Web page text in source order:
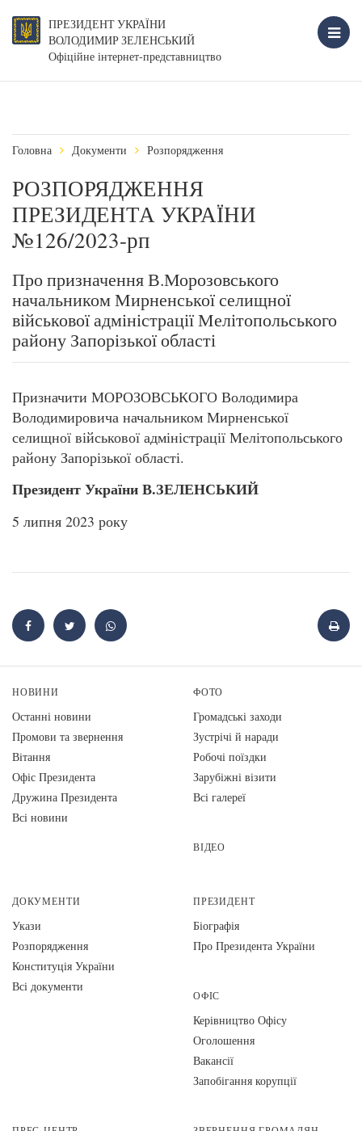
ПРЕЗИДЕНТ УКРАЇНИ
ВОЛОДИМИР ЗЕЛЕНСЬКИЙ
Офіційне інтернет-представництво
Головна Документи Розпорядження
РОЗПОРЯДЖЕННЯ
ПРЕЗИДЕНТА УКРАЇНИ
№126/2023-рп
Про призначення В.Морозовського
начальником Мирненської селищної
військової адміністрації Мелітопольського
району Запорізької області
Призначити МОРОЗОВСЬКОГО Володимира
Володимировича начальником Мирненської
селищної військової адміністрації Мелітопольського
району Запорізької області.
Президент України В.ЗЕЛЕНСЬКИЙ
5 липня 2023 року
НОВИНИ
Останні новини
Промови та звернення
Вiтання
Офіс Президента
Дружина Президента
Всі новини
ФОТО
Громадські заходи
Зустрічі й наради
Робочі поїздки
Зарубіжні візити
Всі галереї
ВІДЕО
ДОКУМЕНТИ
Укази
Розпорядження
Конституція України
Всі документи
ПРЕЗИДЕНТ
Біографія
Про Президента України
ОФІС
Керівництво Офісу
Оголошення
Вакансії
Запобігання корупції